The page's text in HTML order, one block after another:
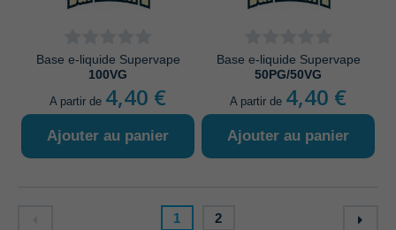
Base e-liquide Supervape
100VG
A partir de 4,40 €
Ajouter au panier
Base e-liquide Supervape
50PG/50VG
A partir de 4,40 €
Ajouter au panier
1 2